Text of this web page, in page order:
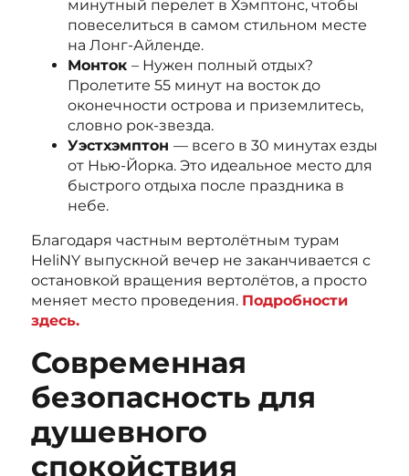
минутный перелет в Хэмптонс, чтобы
повеселиться в самом стильном месте
на Лонг-Айленде.
Монток – Нужен полный отдых?
Пролетите 55 минут на восток до
оконечности острова и приземлитесь,
словно рок-звезда.
Уэстхэмптон — всего в 30 минутах езды
от Нью-Йорка. Это идеальное место для
быстрого отдыха после праздника в
небе.
Благодаря частным вертолётным турам
HeliNY выпускной вечер не заканчивается с
остановкой вращения вертолётов, а просто
меняет место проведения. Подробности
здесь.
Современная
безопасность для
душевного
спокойствия